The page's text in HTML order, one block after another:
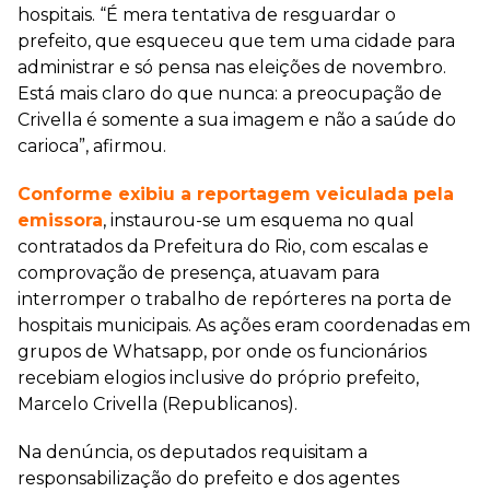
hospitais. “É mera tentativa de resguardar o
prefeito, que esqueceu que tem uma cidade para
administrar e só pensa nas eleições de novembro.
Está mais claro do que nunca: a preocupação de
Crivella é somente a sua imagem e não a saúde do
carioca”, afirmou.
Conforme exibiu a reportagem veiculada pela
emissora, instaurou-se um esquema no qual
contratados da Prefeitura do Rio, com escalas e
comprovação de presença, atuavam para
interromper o trabalho de repórteres na porta de
hospitais municipais. As ações eram coordenadas em
grupos de Whatsapp, por onde os funcionários
recebiam elogios inclusive do próprio prefeito,
Marcelo Crivella (Republicanos).
Na denúncia, os deputados requisitam a
responsabilização do prefeito e dos agentes